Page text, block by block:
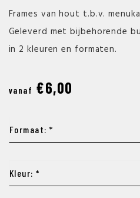
Frames van hout t.b.v.
Geleverd met bijbehorende
in 2 kleuren en formaten.
vanaf €6,00
Formaat: *
Kleur: *